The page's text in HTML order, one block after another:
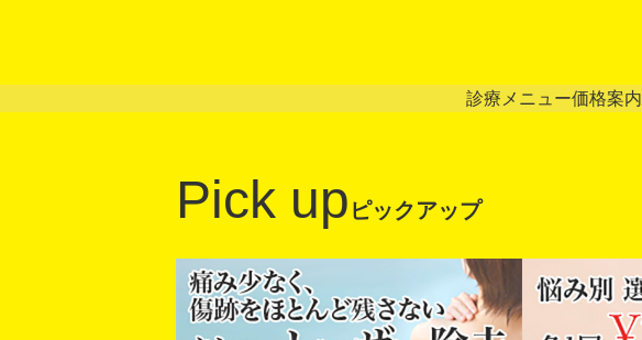
診療メニュー価格案内
Pick up ピックアップ